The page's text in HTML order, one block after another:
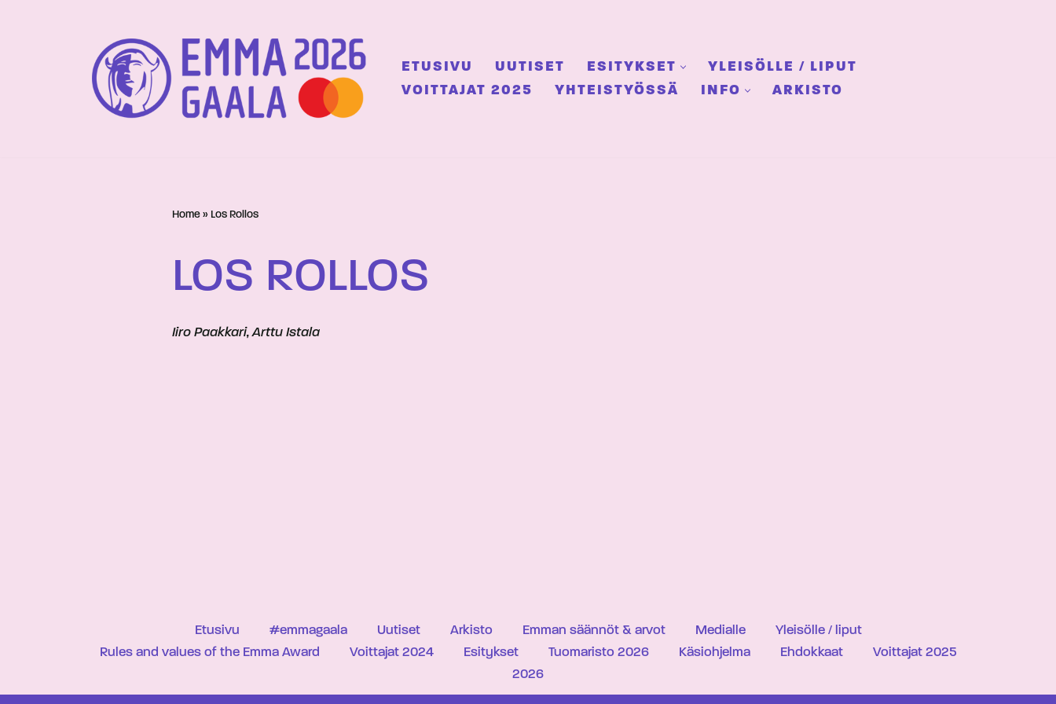
ETUSIVU UUTISET ESITYKSET
YLEISÖLLE / LIPUT
VOITTAJAT 2025
YHTEISTYÖSSÄ INFO ARKISTO
Home » Los Rollos
LOS ROLLOS
Iiro Paakkari, Arttu Istala
Etusivu #emmagaala Uutiset Arkisto Emman säännöt & arvot Medialle
Yleisölle / liput
Rules and values of the Emma Award
Voittajat 2024 Esitykset Tuomaristo 2026 Käsiohjelma Ehdokkaat
Voittajat 2025
2026